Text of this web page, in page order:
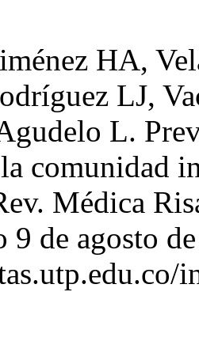
HA,
LJ,
L.
comunidad
Médica
9 de agosto